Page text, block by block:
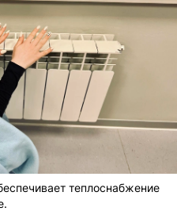
теплоснабжение